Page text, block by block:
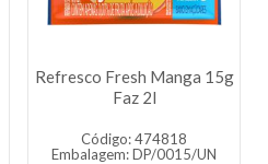
Refresco Fresh Manga 15g
Faz 2l
Código: 474818
Embalagem: DP/0015/UN